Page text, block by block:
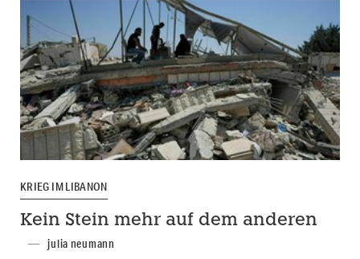
KRIEG IM LIBANON
Kein Stein mehr auf dem anderen
julia neumann